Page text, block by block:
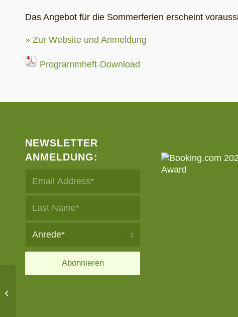
Das Angebot für die Sommerferien erscheint
» Zur Website und Anmeldung
Programmheft-Download
NEWSLETTER
ANMELDUNG: